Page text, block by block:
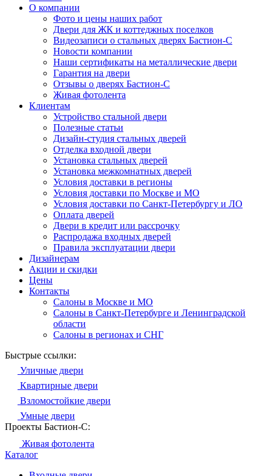
О компании
Фото и цены наших работ
Двери для ЖК и коттеджных поселков
Видеозаписи о стальных дверях Бастион-С
Новости компании
Наши сертификаты на металлические двери
Гарантия на двери
Отзывы о дверях Бастион-С
Живая фотолента
Клиентам
Устройство стальной двери
Полезные статьи
Дизайн-студия стальных дверей
Отделка входной двери
Установка стальных дверей
Установка межкомнатных дверей
Условия доставки в регионы
Условия доставки по Москве и МО
Условия доставки по Санкт-Петербургу и ЛО
Оплата дверей
Двери в кредит или рассрочку
Распродажа входных дверей
Правила эксплуатации двери
Дизайнерам
Акции и скидки
Цены
Контакты
Салоны в Москве и МО
Салоны в Санкт-Петербурге и Ленинградской
области
Салоны в регионах и СНГ
Быстрые ссылки:
Уличные двери
Квартирные двери
Взломостойкие двери
Умные двери
Проекты Бастион-С:
Живая фотолента
Каталог